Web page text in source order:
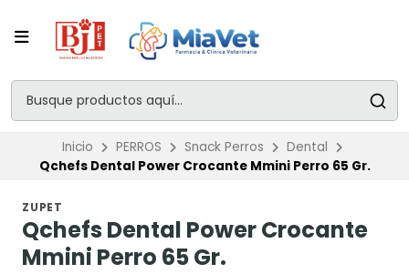
Inicio PERROS Snack Perros
Dental
Qchefs Dental Power Crocante Mmini Perro 65 Gr.
ZUPET
Qchefs Dental Power Crocante
Mmini Perro 65 Gr.